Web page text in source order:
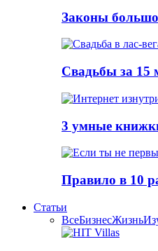
Законы
Свадьбы за 15
3 умные
Правило в 10
Статьи
ВсеБизнесЖизнь